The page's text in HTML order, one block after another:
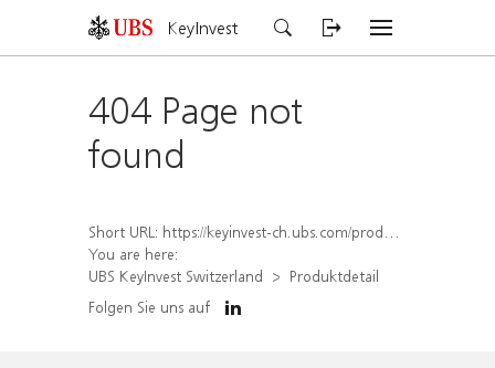
KeyInvest
404 Page not
found
Short URL: https://keyinvest-ch.ubs.com/produkt/detail/index/isin/CH1572303555
You are here:
UBS KeyInvest Switzerland
Produktdetail
Folgen Sie uns auf